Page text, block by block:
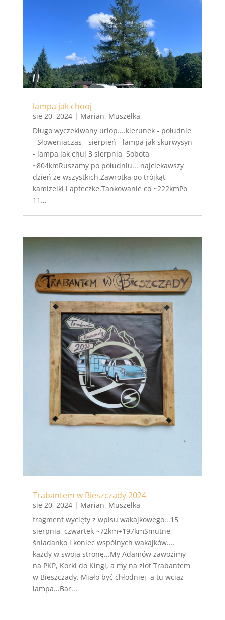
lampa jak chooj
sie 20, 2024| Marian, Muszelka
Długo wyczekiwany urlop....kierunek - południe
- Słoweniaczas - sierpień - lampa jak skurwysyn
- lampa jak chuj 3 sierpnia, Sobota
~804kmRuszamy po południu... najciekawszy
dzień ze wszystkich.Zawrotka po trójkąt,
kamizelki i apteczke.Tankowanie co ~222kmPo
11...
Trabantem w Bieszczady 2024
sie 20, 2024| Marian, Muszelka
fragment wycięty z wpisu wakajkowego...15
sierpnia, czwartek ~72km+197kmSmutne
śniadanko i koniec wspólnych wakajków....
każdy w swoją stronę...My Adamów zawozimy
na PKP, Korki do Kingi, a my na zlot Trabantem
w Bieszczady. Miało być chłodniej, a tu wciąż
lampa...Bar...